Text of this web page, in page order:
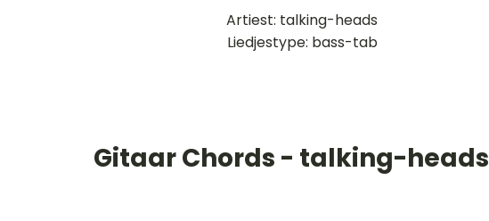
Artiest: talking-heads
Liedjestype: bass-tab
Gitaar Chords - talking-heads